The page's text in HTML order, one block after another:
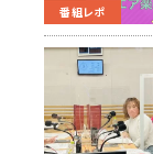
番組レポ